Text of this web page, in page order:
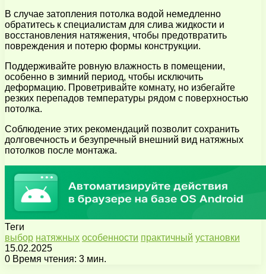
В случае затопления потолка водой немедленно
обратитесь к специалистам для слива жидкости и
восстановления натяжения, чтобы предотвратить
повреждения и потерю формы конструкции.
Поддерживайте ровную влажность в помещении,
особенно в зимний период, чтобы исключить
деформацию. Проветривайте комнату, но избегайте
резких перепадов температуры рядом с поверхностью
потолка.
Соблюдение этих рекомендаций позволит сохранить
долговечность и безупречный внешний вид натяжных
потолков после монтажа.
Теги
выбор натяжных особенности практичный установки
15.02.2025
0 Время чтения: 3 мин.